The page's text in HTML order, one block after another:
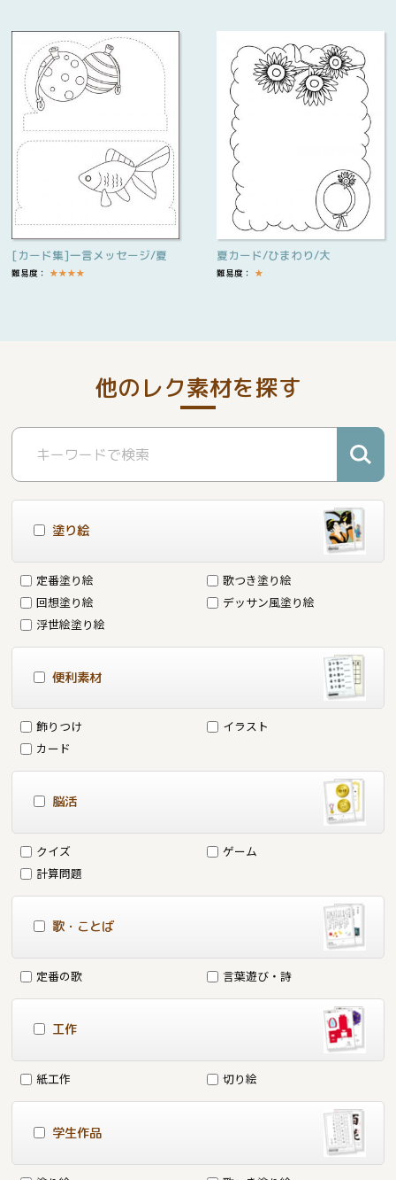
[カード集]一言メッセージ/夏
難易度： ★★★★
夏カード/ひまわり/大
難易度： ★
他のレク素材を探す
塗り絵
定番塗り絵
歌つき塗り絵
回想塗り絵
デッサン風塗り絵
浮世絵塗り絵
便利素材
飾りつけ
イラスト
カード
脳活
クイズ
ゲーム
計算問題
歌・ことば
定番の歌 言葉遊び・詩
工作
紙工作 切り絵
学生作品